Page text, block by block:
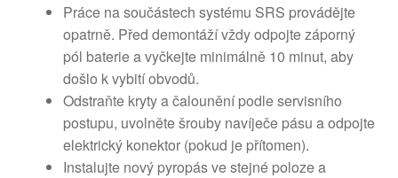
Práce na součástech systému SRS provádějte
opatrně. Před demontáží vždy odpojte záporný
pól baterie a vyčkejte minimálně 10 minut, aby
došlo k vybití obvodů.
Odstraňte kryty a čalounění podle servisního
postupu, uvolněte šrouby navíječe pásu a odpojte
elektrický konektor (pokud je přítomen).
Instalujte nový pyropás ve stejné poloze a